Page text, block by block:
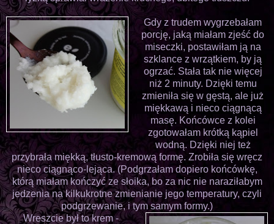
Gdy z trudem wygrzebałam
porcję, jaką miałam zjeść do
miseczki, postawiłam ją na
szklance z wrzątkiem, by ją
ogrzać. Stała tak nie więcej
niż 2 minuty. Dzięki temu
zmieniła się w gęstą, ale już
miękkawą i nieco ciągnącą
masę. Końcówce z kolei
zgotowałam krótką kąpiel
wodną. Dzięki niej też
przybrała miękką, tłusto-kremową formę. Zrobiła się wręcz
nieco ciągnąco-lejąca. (Podgrzałam dopiero końcówkę,
którą miałam kończyć ze słoika, bo za nic nie naraziłabym
jedzenia na kilkukrotne zmienianie jego temperatury, czyli
podgrzewanie, i tym samym formy.)
Wreszcie był to krem -